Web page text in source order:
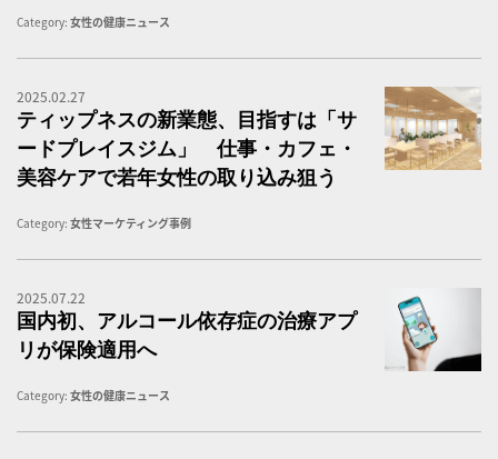
Category: 女性の健康ニュース
2025.02.27
ティップネスの新業態、目指すは「サ
ードプレイスジム」 仕事・カフェ・
美容ケアで若年女性の取り込み狙う
Category: 女性マーケティング事例
2025.07.22
国内初、アルコール依存症の治療アプ
リが保険適用へ
Category: 女性の健康ニュース